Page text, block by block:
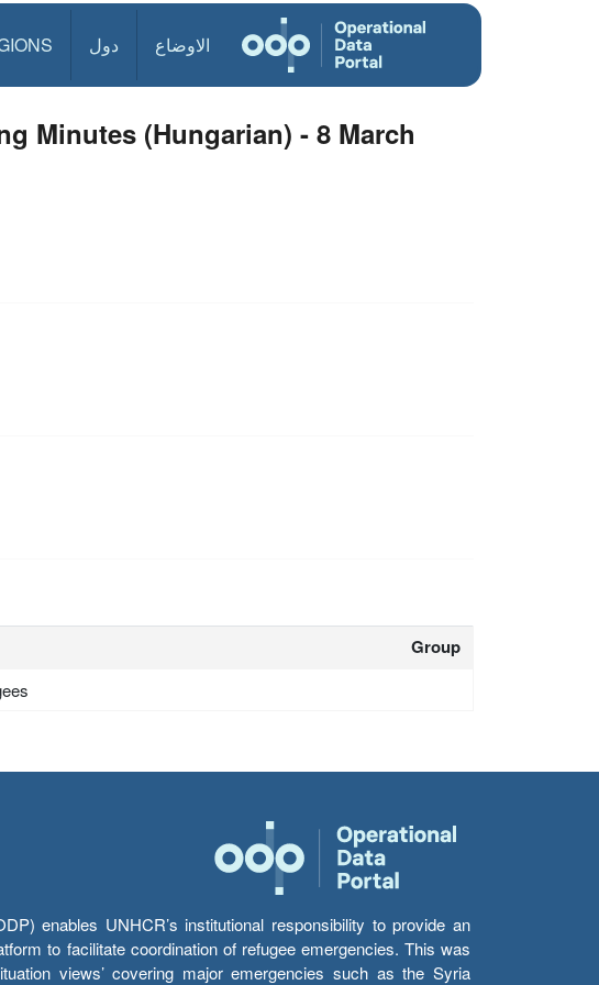
الاوضاع دول
Minutes (Hungarian) - 8 March
Group
enables UNHCR’s institutional responsibility to provide an
to facilitate coordination of refugee emergencies. This was
views’ covering major emergencies such as the Syria